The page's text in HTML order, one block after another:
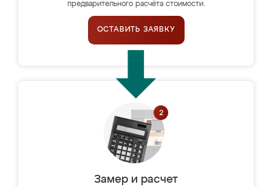
предварительного расчёта стоимости.
ОСТАВИТЬ ЗАЯВКУ
Замер и расчет